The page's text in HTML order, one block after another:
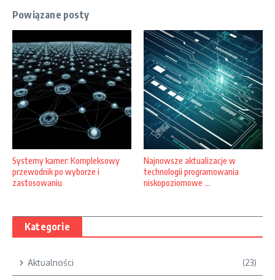
Powiązane posty
Systemy kamer: Kompleksowy
przewodnik po wyborze i
zastosowaniu
Najnowsze aktualizacje w
technologii programowania
niskopoziomowe ...
Kategorie
Aktualności (23)